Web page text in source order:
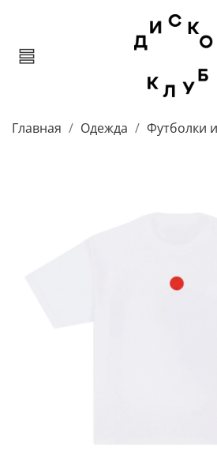
Главная Одежда Футболки